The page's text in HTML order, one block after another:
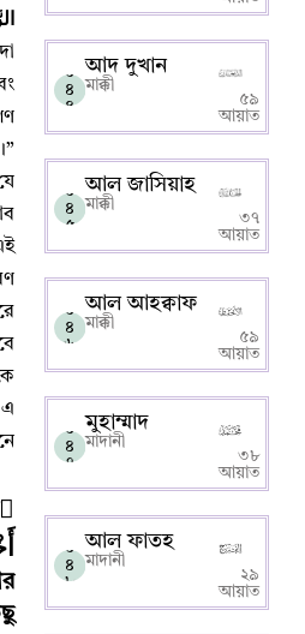
।”
এ
০
৪
৪
আদ দুখান
মাক্কী
৫৯
আয়াত
০
৪
৫
আল জাসিয়াহ
মাক্কী
৩৭
আয়াত
০
৪
৬
আল আহক্বাফ
মাক্কী
৫৯
আয়াত
০
৪
৭
মুহাম্মাদ
মাদানী
৩৮
আয়াত
০
৪
৮
আল ফাতহ
মাদানী
২৯
আয়াত